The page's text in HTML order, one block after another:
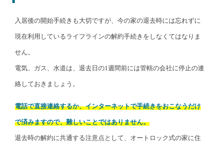
入居後の開始手続きも大切ですが、今の家の退去時には忘れずに
現在利用しているライフラインの解約手続きをしなくてはなりま
せん。
電気、ガス、水道は、退去日の1週間前には管轄の会社に停止の連
絡しておきましょう。
電話で直接連絡するか、インターネットで手続きをおこなうだけ
で済みますので、難しいことではありません。
退去時の解約に共通する注意点として、オートロック式の家に住